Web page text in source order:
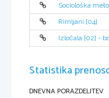
Sociološka
Rimljani [04]
Izločala [02] -
Statistika
DNEVNA PORAZDELITEV